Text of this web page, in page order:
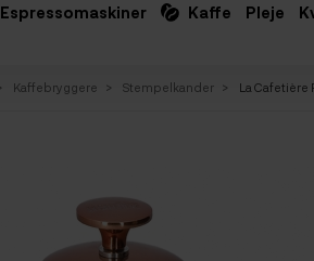
Espressomaskiner Kaffe Pleje
Kaffebryggere Stempelkander La